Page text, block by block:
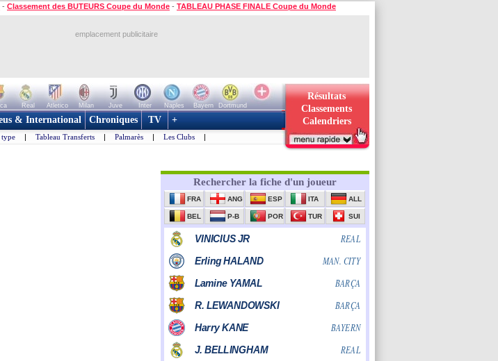
- Classement des BUTEURS Coupe du Monde - TABLEAU PHASE FINALE Coupe du Monde
emplacement publicitaire
Real Atletico Milan Juve Inter Naples Bayern
Dortmund
Résultats
Classements
Calendriers
& International Chroniques TV +
type | Tableau Transferts | Palmarès | Les Clubs |